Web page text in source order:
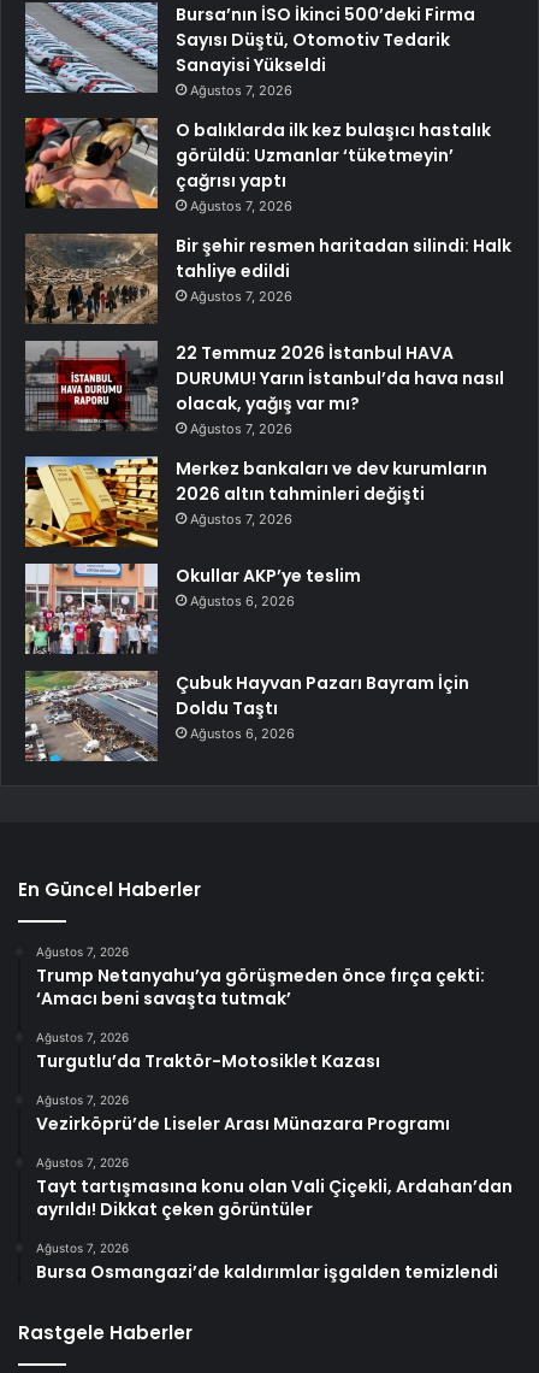
Bursa’nın İSO İkinci 500’deki Firma
Sayısı Düştü, Otomotiv Tedarik
Sanayisi Yükseldi
Ağustos 7, 2026
O balıklarda ilk kez bulaşıcı hastalık
görüldü: Uzmanlar ‘tüketmeyin’
çağrısı yaptı
Ağustos 7, 2026
Bir şehir resmen haritadan silindi: Halk
tahliye edildi
Ağustos 7, 2026
22 Temmuz 2026 İstanbul HAVA
DURUMU! Yarın İstanbul’da hava nasıl
olacak, yağış var mı?
Ağustos 7, 2026
Merkez bankaları ve dev kurumların
2026 altın tahminleri değişti
Ağustos 7, 2026
Okullar AKP’ye teslim
Ağustos 6, 2026
Çubuk Hayvan Pazarı Bayram İçin
Doldu Taştı
Ağustos 6, 2026
En Güncel Haberler
Ağustos 7, 2026
Trump Netanyahu’ya görüşmeden önce fırça çekti:
‘Amacı beni savaşta tutmak’
Ağustos 7, 2026
Turgutlu’da Traktör-Motosiklet Kazası
Ağustos 7, 2026
Vezirköprü’de Liseler Arası Münazara Programı
Ağustos 7, 2026
Tayt tartışmasına konu olan Vali Çiçekli, Ardahan’dan
ayrıldı! Dikkat çeken görüntüler
Ağustos 7, 2026
Bursa Osmangazi’de kaldırımlar işgalden temizlendi
Rastgele Haberler